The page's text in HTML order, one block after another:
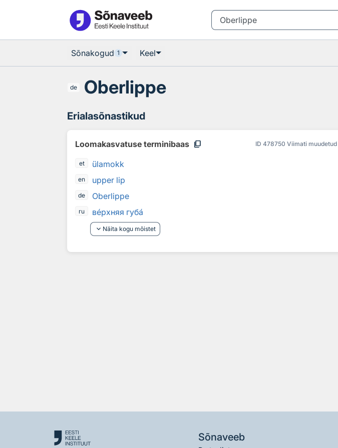
Sõnakogud 1 Keel
de Oberlippe
Erialasõnastikud
Loomakasvatuse terminibaas content_copy ID 478750 Viimati muudetud
et ülamokk
en upper lip
de Oberlippe
ru верхняя губа
keyboard_arrow_down Näita kogu mõistet
Sõnaveeb